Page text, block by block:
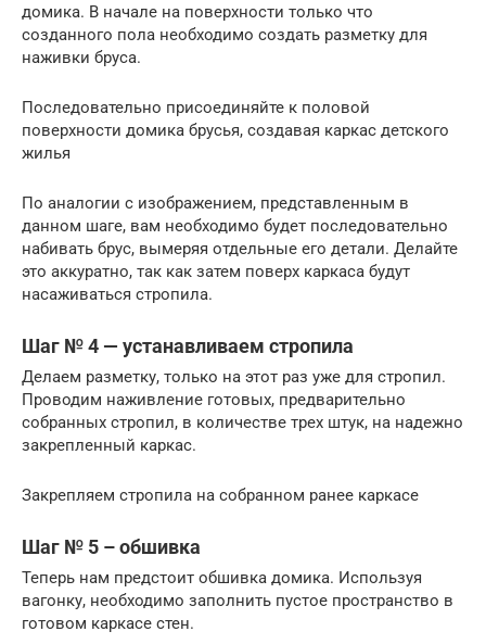
домика. В начале на поверхности только что
созданного пола необходимо создать разметку для
наживки бруса.
Последовательно присоединяйте к половой
поверхности домика брусья, создавая каркас детского
жилья
По аналогии с изображением, представленным в
данном шаге, вам необходимо будет последовательно
набивать брус, вымеряя отдельные его детали. Делайте
это аккуратно, так как затем поверх каркаса будут
насаживаться стропила.
Шаг № 4 — устанавливаем стропила
Делаем разметку, только на этот раз уже для стропил.
Проводим наживление готовых, предварительно
собранных стропил, в количестве трех штук, на надежно
закрепленный каркас.
Закрепляем стропила на собранном ранее каркасе
Шаг № 5 – обшивка
Теперь нам предстоит обшивка домика. Используя
вагонку, необходимо заполнить пустое пространство в
готовом каркасе стен.